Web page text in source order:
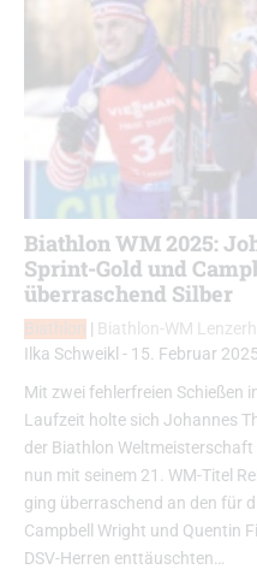
Biathlon WM 2025:
Sprint-Gold und
überraschend Silber
| Biathlon-WM
Ilka Schweikl - 15. Februar 2025
Mit zwei fehlerfreien Schießen
Laufzeit holte sich Johannes
der Biathlon
nun mit seinem 21. WM-Titel
ging überraschend an den für
Campbell Wright und Quentin
DSV-Herren enttäuschten…